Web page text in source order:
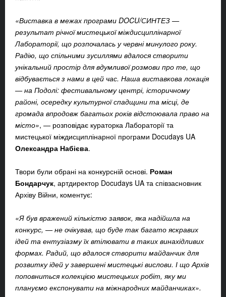
«Виставка в межах програми DOCU/СИНТЕЗ —
результат річної мистецької міждисциплінарної
Лабораторії, що розпочалась у червні минулого року.
Радію, що спільними зусиллями вдалося створити
унікальний простір для вдумливої розмови про те, що
відбувається з нами в цей час. Наша виставкова локація
— на Подолі: фестивальному центрі, історичному
районі, осередку культурної спадщини та місці, де
громада впродовж багатьох років відстоювала право на
місто», — розповідає кураторка Лабораторії та
мистецької міждисциплінарної програми Docudays UA
Олександра Набієва.
Твори були обрані на конкурсній основі. Роман
Бондарчук, артдиректор Docudays UA та співзасновник
Архіву Війни, коментує:
«Я був вражений кількістю заявок, яка надійшла на
конкурс, — не очікував, що буде так багато яскравих
ідей та ентузіазму їх втілювати в таких винахідливих
формах. Радий, що вдалося створити майданчик для
розвитку ідей у завершені мистецькі вислови. І що Архів
поповниться колекцією мистецьких робіт, яку ми
плануємо експонувати на міжнародних майданчиках».